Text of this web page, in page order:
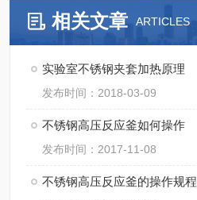
相关文章 ARTICLES
实验室不锈钢夹套加热原理
发布时间：2018-03-09
不锈钢高压反应釜如何操作
发布时间：2017-11-08
不锈钢高压反应釜的操作规程